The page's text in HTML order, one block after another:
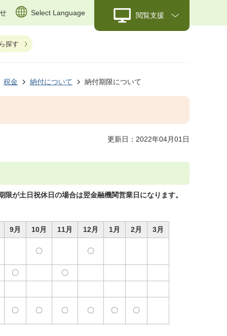
Select Language 閲覧支援
探す
税金 納付について 納付期限について
更新日：2022年04月01日
が土日祝休日の場合は翌金融機関営業日になります。
9月 10月 11月 12月 1月 2月 3月
〇 〇
〇 〇
〇 〇 〇 〇 〇 〇